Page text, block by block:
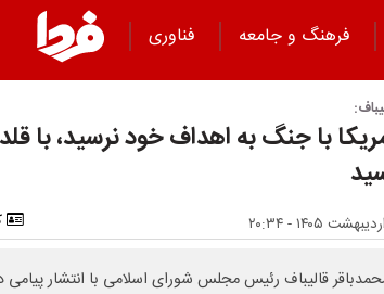
فرهنگ و جامعه
فناوری
با جنگ به اهداف خود نرسید، با
قالیباف رئیس مجلس شورای اسلامی با انتشار